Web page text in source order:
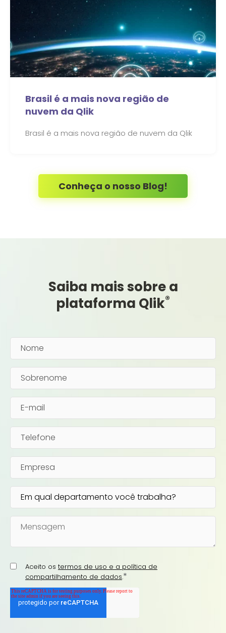
Brasil é a mais nova região de
nuvem da Qlik
Brasil é a mais nova região de nuvem da Qlik
Conheça o nosso Blog!
Saiba mais sobre a
plataforma Qlik®
Aceito os termos de uso e a política de
compartilhamento de dados.*